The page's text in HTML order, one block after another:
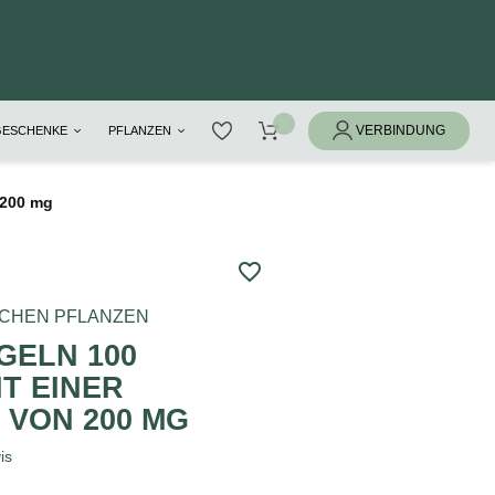
PFLANZEN
mg
favorite_border
PFLANZEN
100
EINER
200 MG